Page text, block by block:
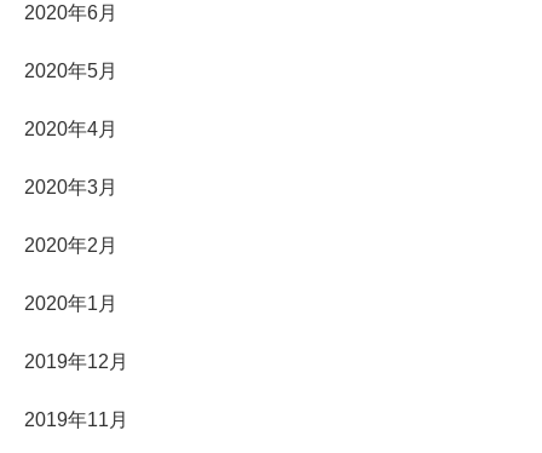
2020年6月
2020年5月
2020年4月
2020年3月
2020年2月
2020年1月
2019年12月
2019年11月